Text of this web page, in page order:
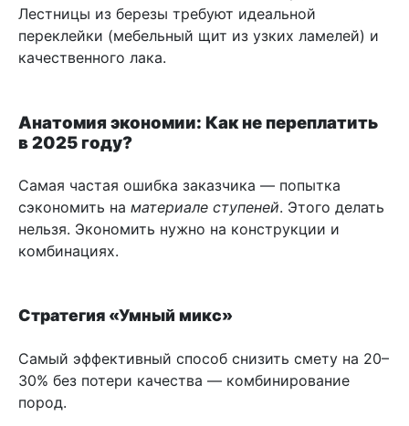
Лестницы из березы требуют идеальной
переклейки (мебельный щит из узких ламелей) и
качественного лака.
Анатомия экономии: Как не переплатить
в 2025 году?
Самая частая ошибка заказчика — попытка
сэкономить на материале ступеней. Этого делать
нельзя. Экономить нужно на конструкции и
комбинациях.
Стратегия «Умный микс»
Самый эффективный способ снизить смету на 20–
30% без потери качества — комбинирование
пород.